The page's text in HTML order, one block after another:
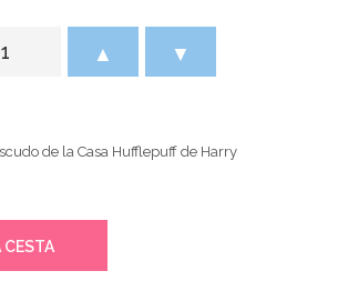
▲ ▼
de la Casa Hufflepuff de Harry
CESTA